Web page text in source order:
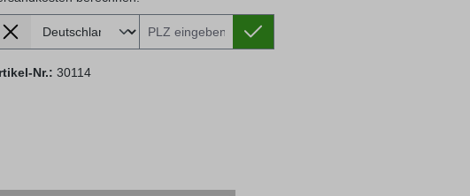
berechnen:
Nr.: 30114